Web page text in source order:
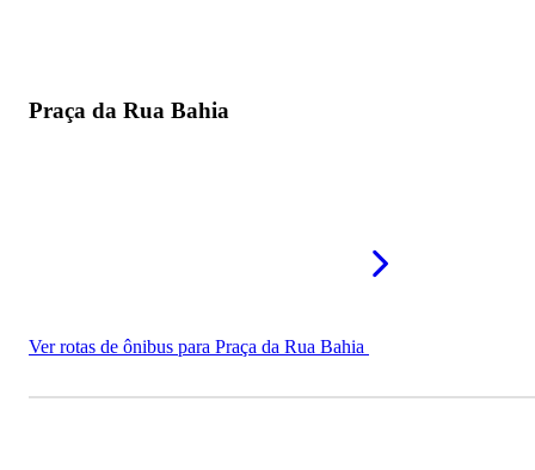
Praça da Rua Bahia
Ver rotas de ônibus para Praça da Rua Bahia